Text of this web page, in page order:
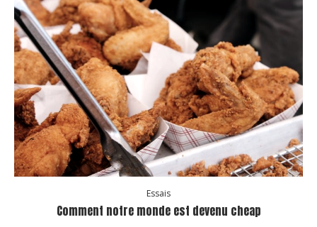
Essais
Comment notre monde est devenu cheap